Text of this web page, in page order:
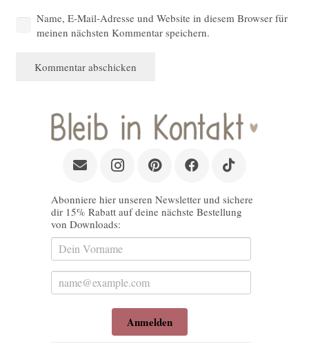
Name, E-Mail-Adresse und Website in diesem Browser für
meinen nächsten Kommentar speichern.
Kommentar abschicken
Abonniere hier unseren Newsletter und sichere
dir 15% Rabatt auf deine nächste Bestellung
von Downloads:
Anmelden